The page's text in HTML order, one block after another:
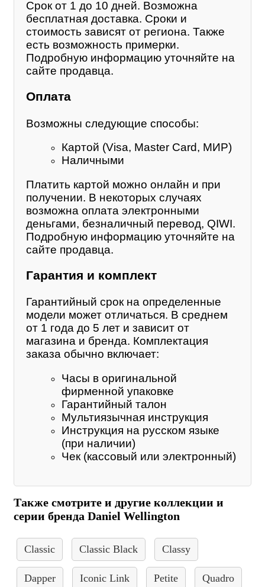
Срок от 1 до 10 дней. Возможна
бесплатная доставка. Сроки и
стоимость зависят от региона. Также
есть возможность примерки.
Подробную информацию уточняйте на
сайте продавца.
Оплата
Возможны следующие способы:
Картой (Visa, Master Card, МИР)
Наличными
Платить картой можно онлайн и при
получении. В некоторых случаях
возможна оплата электронными
деньгами, безналичный перевод, QIWI.
Подробную информацию уточняйте на
сайте продавца.
Гарантия и комплект
Гарантийный срок на определенные
модели может отличаться. В среднем
от 1 года до 5 лет и зависит от
магазина и бренда. Комплектация
заказа обычно включает:
Часы в оригинальной
фирменной упаковке
Гарантийный талон
Мультиязычная инструкция
Инструкция на русском языке
(при наличии)
Чек (кассовый или электронный)
Также смотрите и другие коллекции и
серии бренда Daniel Wellington
Classic Classic Black Classy
Dapper Iconic Link Petite Quadro